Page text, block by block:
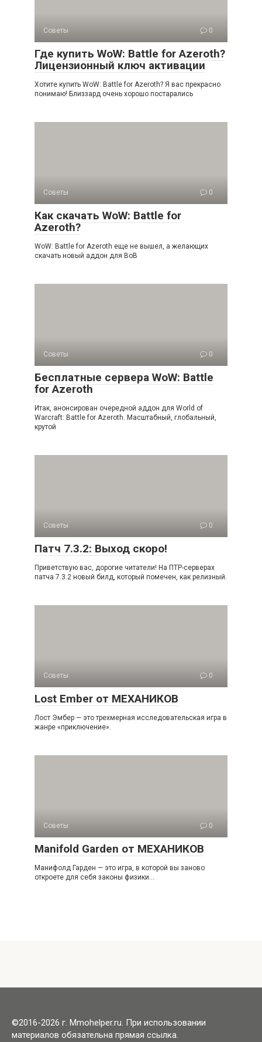
Советы 0
Где купить WoW: Battle for Azeroth?
Лицензионный ключ активации
Хотите купить WoW: Battle for Azeroth? Я вас прекрасно
понимаю! Близзард очень хорошо постарались
Советы 0
Как скачать WoW: Battle for
Azeroth?
WoW: Battle for Azeroth еще не вышел, а желающих
скачать новый аддон для ВоВ
Советы 0
Бесплатные сервера WoW: Battle
for Azeroth
Итак, анонсирован очередной аддон для World of
Warcraft: Battle for Azeroth. Масштабный, глобальный,
крутой
Советы 0
Патч 7.3.2: Выход скоро!
Приветствую вас, дорогие читатели! На ПТР-серверах
патча 7.3.2 новый билд, который помечен, как релизный.
Советы 0
Lost Ember от МЕХАНИКОВ
Лост Эмбер — это трехмерная исследовательская игра в
жанре «приключение».
Советы 0
Manifold Garden от МЕХАНИКОВ
Манифолд Гарден — это игра, в которой вы заново
откроете для себя законы физики…
©2016-2026 г. Mmohelper.ru. При использовании
материалов обязательна прямая ссылка.